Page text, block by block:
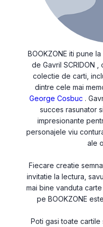
BOOKZONE iti pune
de Gavril SCRIDON
colectie de carti,
dintre cele mai
George Cosbuc .
succes rasunator
impresionante
personajele viu
ale
Fiecare creatie
invitatie la lectura,
mai bine vanduta
pe BOOKZONE
Poti gasi toate cartile